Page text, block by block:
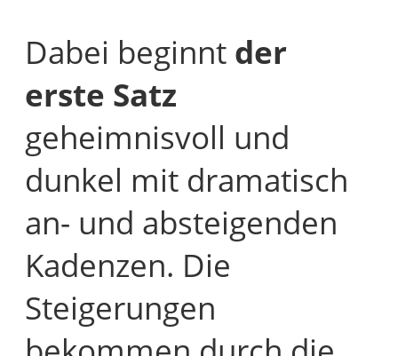
Dabei beginnt der
erste Satz
geheimnisvoll und
dunkel mit dramatisch
an- und absteigenden
Kadenzen. Die
Steigerungen